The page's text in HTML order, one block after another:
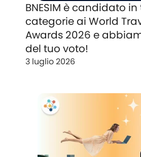
BNESIM è candidato in
categorie ai World
Awards 2026 e
del tuo voto!
3 luglio 2026